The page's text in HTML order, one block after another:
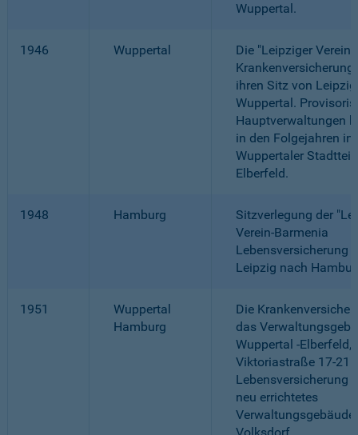
Wuppertal.
1946 Wuppertal
Die "Leipziger
Krankenversicherung
ihren Sitz von
Wuppertal.
Hauptverwaltungen
in den Folgejahren in
Wuppertaler Stadtteil
Elberfeld.
1948 Hamburg
Sitzverlegung der
Verein-Barmenia
Lebensversicherung
Leipzig nach
1951
Wuppertal
Hamburg
Die
das
Wuppertal -Elberfeld,
Viktoriastraße 17-21.
Lebensversicherung
neu errichtetes